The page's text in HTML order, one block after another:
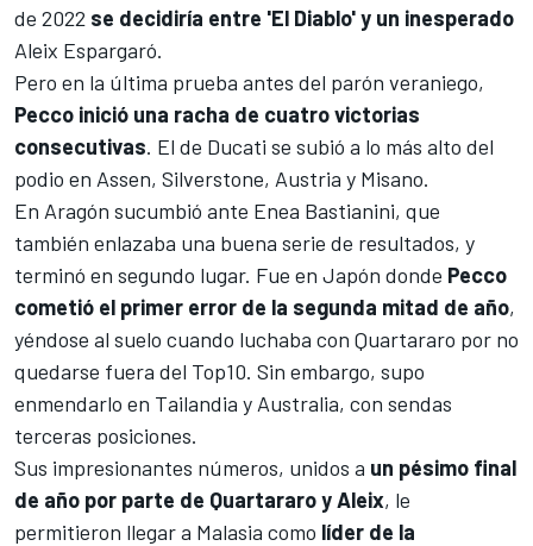
de 2022 se decidiría entre 'El Diablo' y un inesperado
Aleix Espargaró.
Pero en la última prueba antes del parón veraniego,
Pecco inició una racha de cuatro victorias
consecutivas. El de Ducati se subió a lo más alto del
podio en Assen, Silverstone, Austria y Misano.
En Aragón sucumbió ante Enea Bastianini, que
también enlazaba una buena serie de resultados, y
terminó en segundo lugar. Fue en Japón donde Pecco
cometió el primer error de la segunda mitad de año,
yéndose al suelo cuando luchaba con Quartararo por no
quedarse fuera del Top10. Sin embargo, supo
enmendarlo en Tailandia y Australia, con sendas
terceras posiciones.
Sus impresionantes números, unidos a un pésimo final
de año por parte de Quartararo y Aleix, le
permitieron llegara Malasia como líder de la